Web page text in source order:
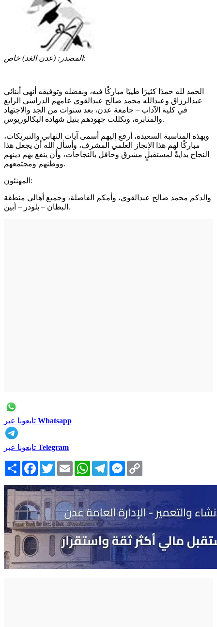
المصدر:(عدن الغد) خاص:
الحمد لله حمدًا كثيرًا طيبًا مباركًا فيه، وبفضله وتوفيقه أنهى أبنائي
عبدالرزاق وعبدالله محمد صالح عبدالقوي عامهم الدراسي الرابع
في كلية الآداب – جامعة عدن، بعد سنوات من الجد والاجتهاد
والمثابرة، وتكللت جهودهم بنيل شهادة البكالوريوس.
وبهذه المناسبة السعيدة، أرفع إليهم أسمى آيات التهاني والتبريكات،
مباركًا لهم هذا الإنجاز العلمي المشرف، وأسأل الله أن يجعل هذا
النجاح بدايةً لمستقبلٍ مشرق وحافل بالنجاحات، وأن ينفع بهم دينهم
ووطنهم ومجتمعهم.
المهنئون:
والدكم محمد صالح عبدالقوي، وأمكم الفاضلة، وجميع أهالي منطقة
البطان – بلودر – أبين.
Whatsapp
Telegram
انشر Facebook
TwitterEmail WhatsAppTelegramMessenger